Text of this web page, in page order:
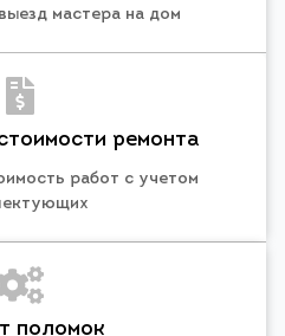
мастера на дом
ремонта
работ с учетом
поломок